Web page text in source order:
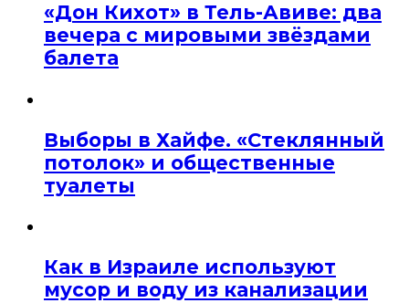
«Дон Кихот» в Тель-Авиве: два
вечера с мировыми звёздами
балета
Выборы в Хайфе. «Стеклянный
потолок» и общественные
туалеты
Как в Израиле используют
мусор и воду из канализации